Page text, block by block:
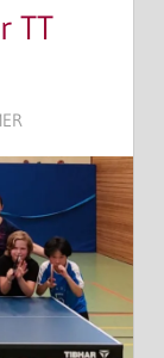
TT